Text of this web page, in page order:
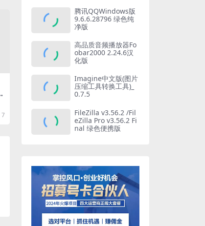
7
腾讯QQWindows版
9.6.6.28796 绿色纯
净版
高品质音频播放器Fo
obar2000 2.24.6汉
化版
Imagine中文版(图片
压缩工具转换工具)_
0.7.5
FileZilla v3.56.2 /Fil
eZilla Pro v3.56.2 Fi
nal 绿色便携版